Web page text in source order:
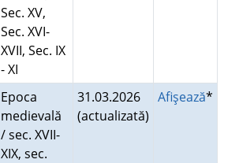
Sec. XV,
Sec. XVI-
XVII, Sec. IX
- XI
Epoca
medievală
/ sec. XVII-
XIX, sec.
31.03.2026
(actualizată)
Afişează*